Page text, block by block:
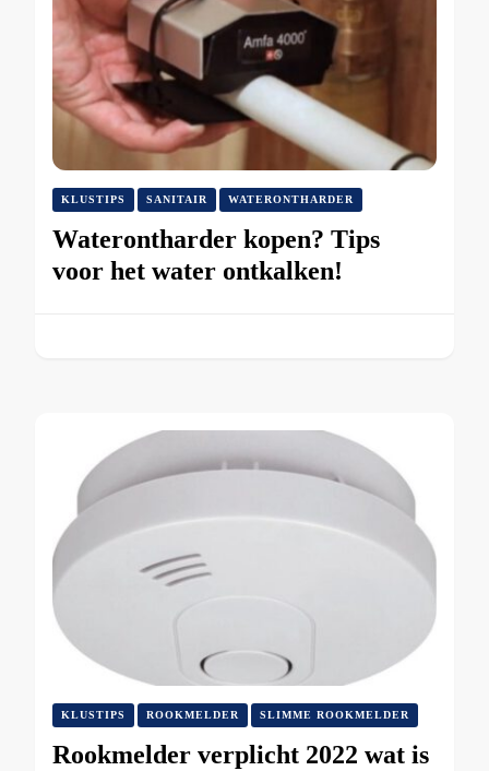
KLUSTIPS SANITAIR WATERONTHARDER
Waterontharder kopen? Tips
voor het water ontkalken!
KLUSTIPS ROOKMELDER SLIMME ROOKMELDER
Rookmelder verplicht 2022 wat is